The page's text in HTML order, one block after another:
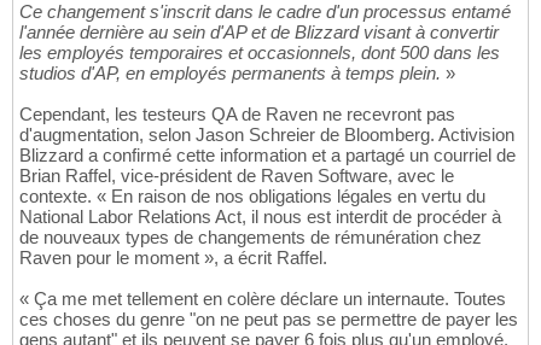
Ce changement s'inscrit dans le cadre d'un processus entamé
l'année dernière au sein d'AP et de Blizzard visant à convertir
les employés temporaires et occasionnels, dont 500 dans les
studios d'AP, en employés permanents à temps plein. »
Cependant, les testeurs QA de Raven ne recevront pas
d'augmentation, selon Jason Schreier de Bloomberg. Activision
Blizzard a confirmé cette information et a partagé un courriel de
Brian Raffel, vice-président de Raven Software, avec le
contexte. « En raison de nos obligations légales en vertu du
National Labor Relations Act, il nous est interdit de procéder à
de nouveaux types de changements de rémunération chez
Raven pour le moment », a écrit Raffel.
« Ça me met tellement en colère déclare un internaute. Toutes
ces choses du genre "on ne peut pas se permettre de payer les
gens autant" et ils peuvent se payer 6 fois plus qu'un employé.